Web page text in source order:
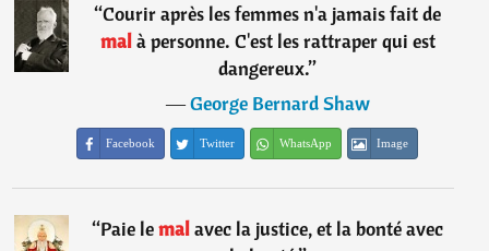
“Courir après les femmes n'a jamais fait de
malà personne. C'est les rattraper qui est
dangereux.”
―George Bernard Shaw
Facebook Twitter WhatsApp Image
“Paie lemalavec la justice, et la bonté avec